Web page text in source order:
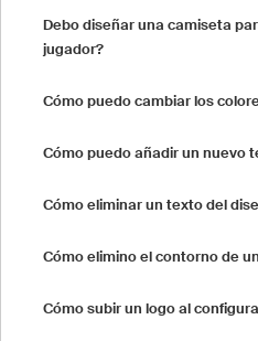
Debo diseñar una camiseta
jugador?
Cómo puedo cambiar los
Cómo puedo añadir un nuevo
Cómo eliminar un texto del
Cómo elimino el contorno de
Cómo subir un logo al